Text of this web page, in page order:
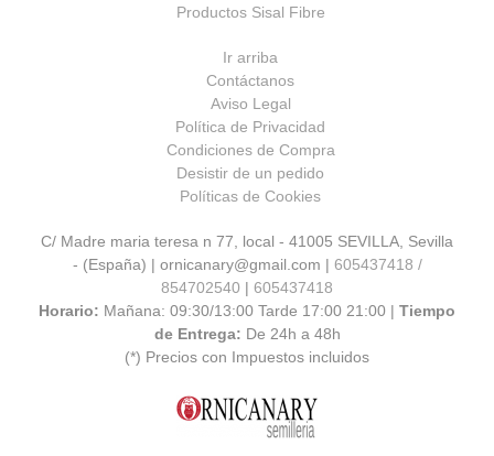
Productos Sisal Fibre
Ir arriba
Contáctanos
Aviso Legal
Política de Privacidad
Condiciones de Compra
Desistir de un pedido
Políticas de Cookies
C/ Madre maria teresa n 77, local - 41005 SEVILLA, Sevilla
- (España) | ornicanary@gmail.com | 605437418 /
854702540 | 605437418
Horario: Mañana: 09:30/13:00 Tarde 17:00 21:00 | Tiempo
de Entrega: De 24h a 48h
(*) Precios con Impuestos incluidos